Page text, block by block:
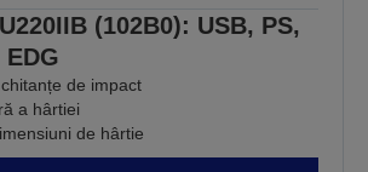
(102B0): USB, PS,
de impact
a hârtiei
de hârtie